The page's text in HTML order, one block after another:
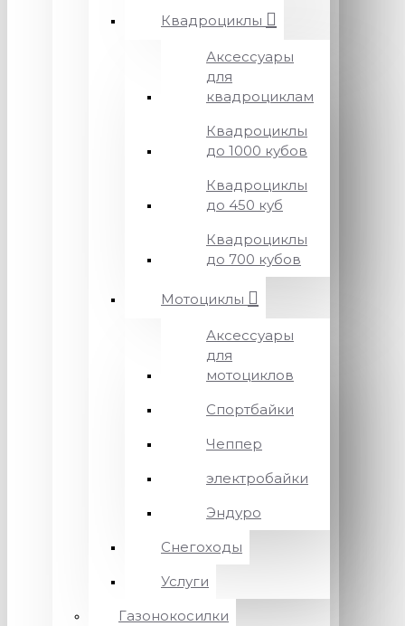
Квадроциклы
Аксессуары
для
квадроциклам
Квадроциклы
до 1000 кубов
Квадроциклы
до 450 куб
Квадроциклы
до 700 кубов
Мотоциклы
Аксессуары
для
мотоциклов
Спортбайки
Чеппер
электробайки
Эндуро
Снегоходы
Услуги
Газонокосилки